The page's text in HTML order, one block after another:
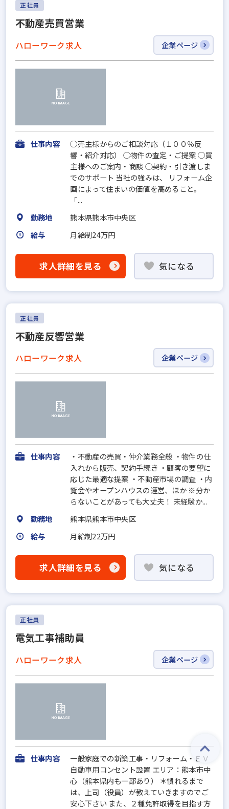
正社員
不動産売買営業
ハローワーク求人 企業ページ
仕事内容
◯売主様からのご相談対応（１００％反
響・紹介対応） ◯物件の査定・ご提案 ◯買
主様へのご案内・商談 ◯契約・引き渡しま
でのサポート 当社の強みは、 リフォーム企
画によって住まいの価値を高めること。
「...
勤務地
熊本県熊本市中央区
給与
月給制24万円
求人詳細を見る 気になる
正社員
不動産反響営業
ハローワーク求人 企業ページ
仕事内容
・不動産の売買・仲介業務全般 ・物件の仕
入れから販売、契約手続き ・顧客の要望に
応じた最適な提案 ・不動産市場の調査 ・内
覧会やオープンハウスの運営、ほか ※分か
らないことがあっても大丈夫！ 未経験か...
勤務地
熊本県熊本市中央区
給与
月給制22万円
求人詳細を見る 気になる
正社員
電気工事補助員
ハローワーク求人 企業ページ
仕事内容
一般家庭での新築工事・リフォーム・ＥＶ
自動車用コンセント設置 エリア：熊本市中
心（熊本県内も一部あり） ＊慣れるまで
は、上司（役員）が教えていきますのでご
安心下さい また、２種免許取得を目指す方